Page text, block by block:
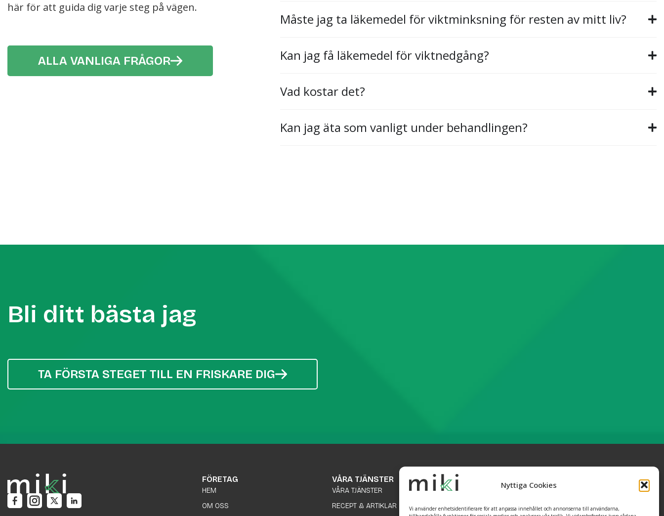
Nyttiga Cookies
Vi använder enhetsidentifierare för att anpassa innehållet och annonserna till användarna,
här för att guida dig varje steg på vägen.
ALLA VANLIGA FRÅGOR
Måste jag ta läkemedel för viktminksning för resten av mitt liv?
Kan jag få läkemedel för viktnedgång?
Vad kostar det?
Kan jag äta som vanligt under behandlingen?
Bli ditt bästa jag
TA FÖRSTA STEGET TILL EN FRISKARE DIG
FÖRETAG
HEM
OM OSS
VÅRA TJÄNSTER
VÅRA TJÄNSTER
RECEPT & ARTIKLAR
hej@mikihealth.com